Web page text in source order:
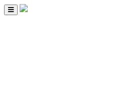
Toggle
navigation